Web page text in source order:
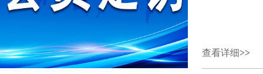
查看详细>>